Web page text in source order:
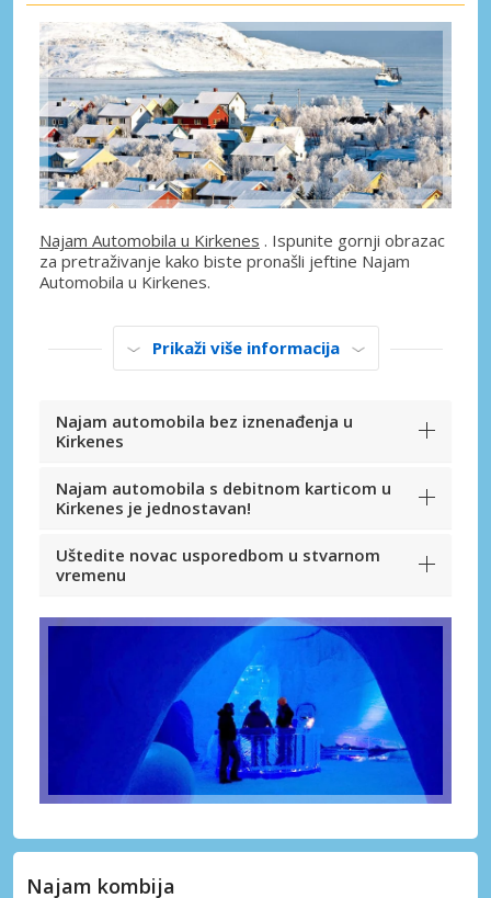
Najam Automobila u Kirkenes . Ispunite gornji obrazac
za pretraživanje kako biste pronašli jeftine Najam
Automobila u Kirkenes.
Prikaži više informacija
Najam automobila bez iznenađenja u
Kirkenes
Najam automobila s debitnom karticom u
Kirkenes je jednostavan!
Uštedite novac usporedbom u stvarnom
vremenu
Najam kombija